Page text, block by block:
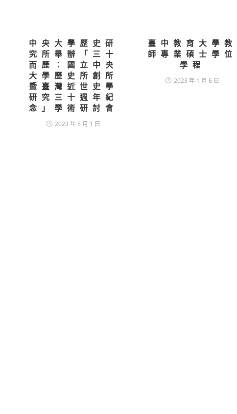
中央大學歷史研
究所舉辦「三十
而歷：國立中央
大學歷史所創所
暨臺灣近世史學
研究三十週年紀
念」學術研討會
2023 年 5 月 1 日
臺中教育大學教
師專業碩士學位
學程
2023 年 1 月 6 日